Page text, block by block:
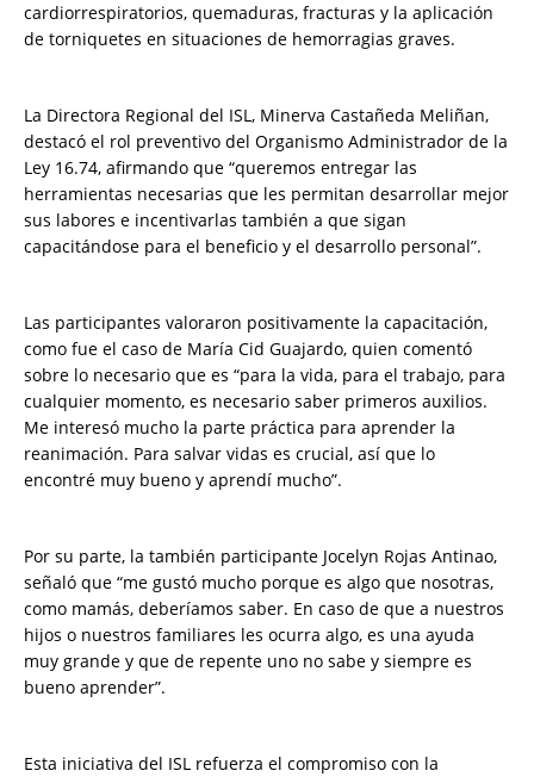
cardiorrespiratorios, quemaduras, fracturas y la aplicación
de torniquetes en situaciones de hemorragias graves.
La Directora Regional del ISL, Minerva Castañeda Meliñan,
destacó el rol preventivo del Organismo Administrador de la
Ley 16.74, afirmando que “queremos entregar las
herramientas necesarias que les permitan desarrollar mejor
sus labores e incentivarlas también a que sigan
capacitándose para el beneficio y el desarrollo personal”.
Las participantes valoraron positivamente la capacitación,
como fue el caso de María Cid Guajardo, quien comentó
sobre lo necesario que es “para la vida, para el trabajo, para
cualquier momento, es necesario saber primeros auxilios.
Me interesó mucho la parte práctica para aprender la
reanimación. Para salvar vidas es crucial, así que lo
encontré muy bueno y aprendí mucho”.
Por su parte, la también participante Jocelyn Rojas Antinao,
señaló que “me gustó mucho porque es algo que nosotras,
como mamás, deberíamos saber. En caso de que a nuestros
hijos o nuestros familiares les ocurra algo, es una ayuda
muy grande y que de repente uno no sabe y siempre es
bueno aprender”.
Esta iniciativa del ISL refuerza el compromiso con la